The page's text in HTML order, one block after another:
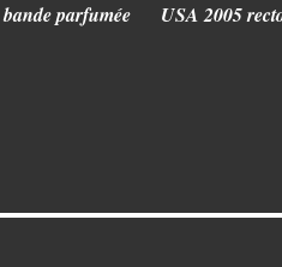
parfumée USA 2005